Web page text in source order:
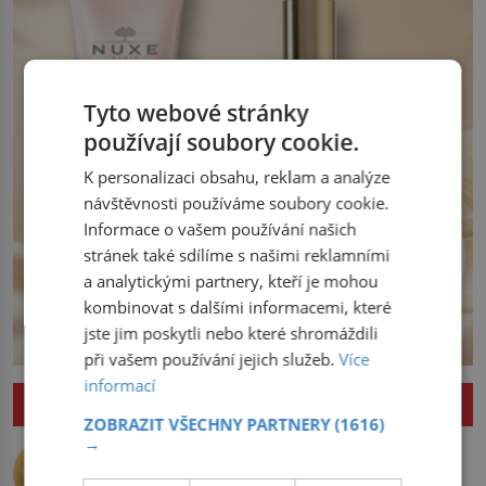
Tyto webové stránky
používají soubory cookie.
K personalizaci obsahu, reklam a analýze
návštěvnosti používáme soubory cookie.
Informace o vašem používání našich
stránek také sdílíme s našimi reklamními
a analytickými partnery, kteří je mohou
kombinovat s dalšími informacemi, které
jste jim poskytli nebo které shromáždili
při vašem používání jejich služeb.Více
informací
ZOBRAZIT VŠECHNY PARTNERY(1616)
→